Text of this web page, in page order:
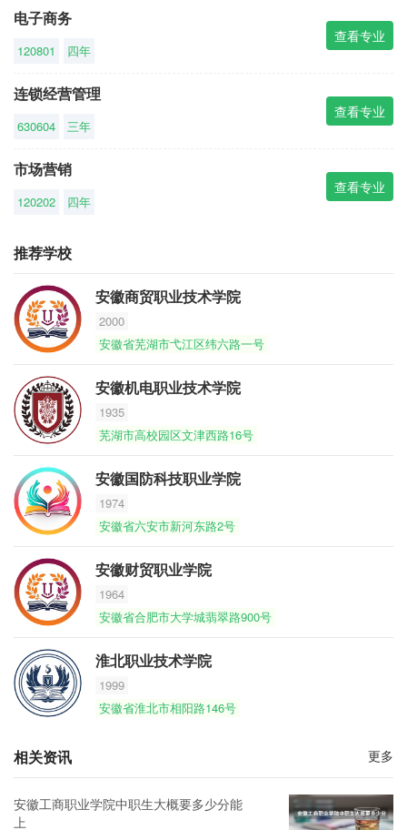
电子商务
120801 四年
查看专业
连锁经营管理
630604 三年
查看专业
市场营销
120202 四年
查看专业
推荐学校
安徽商贸职业技术学院
2000
安徽省芜湖市弋江区纬六路一号
安徽机电职业技术学院
1935
芜湖市高校园区文津西路16号
安徽国防科技职业学院
1974
安徽省六安市新河东路2号
安徽财贸职业学院
1964
安徽省合肥市大学城翡翠路900号
淮北职业技术学院
1999
安徽省淮北市相阳路146号
相关资讯 更多
安徽工商职业学院中职生大概要多少分能
上